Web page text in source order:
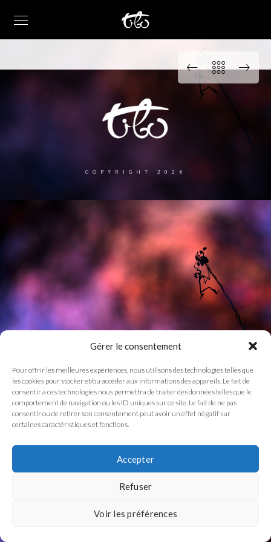
Gérer le consentement
Pour offrir les meilleures expériences, nous utilisons des technologies telles que
les cookies pour stocker et/ou accéder aux informations des appareils. Le fait de
consentir à ces technologies nous permettra de traiter des données telles que le
comportement de navigation ou les ID uniques sur ce site. Le fait de ne pas
consentir ou de retirer son consentement peut avoir un effet négatif sur
certaines caractéristiques et fonctions.
Accepter
Refuser
Voir les préférences
COPYRIGHT 2026